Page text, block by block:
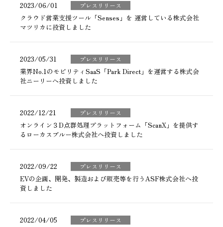
2023/06/01 プレスリリース
クラウド営業支援ツール「Senses」を 運営している株式会社
マツリカに投資しました
2023/05/31 プレスリリース
業界No.1のモビリティSaaS「Park Direct」を運営する株式会
社ニーリーへ投資しました
2022/12/21 プレスリリース
オンライン３D点群処理プラットフォーム「ScanX」を提供す
るローカスブルー株式会社へ投資しました
2022/09/22 プレスリリース
EVの企画、開発、製造および販売等を行うASF株式会社へ投
資しました
2022/04/05 プレスリリース